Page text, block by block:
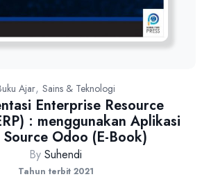
Ajar, Sains & Teknologi
Enterprise Resource
: menggunakan Aplikasi
Odoo (E-Book)
By Suhendi
Tahun terbit 2021